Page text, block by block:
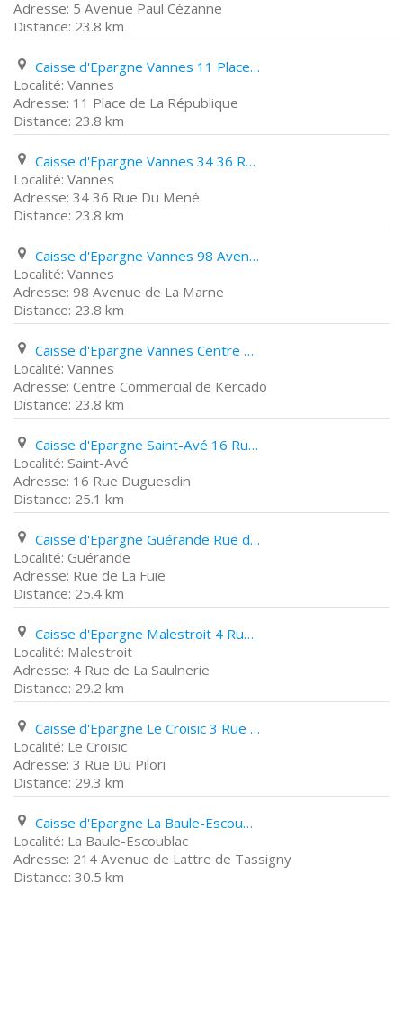
5 Avenue Paul Cézanne
23.8 km
Caisse d'Epargne Vannes 11 Place de La République
Vannes
11 Place de La République
23.8 km
Caisse d'Epargne Vannes 34 36 Rue Du Mené
Vannes
34 36 Rue Du Mené
23.8 km
Caisse d'Epargne Vannes 98 Avenue de La Marne
Vannes
98 Avenue de La Marne
23.8 km
Caisse d'Epargne Vannes Centre Commercial de Kercado
Vannes
Centre Commercial de Kercado
23.8 km
Caisse d'Epargne Saint-Avé 16 Rue Duguesclin
Saint-Avé
16 Rue Duguesclin
25.1 km
Caisse d'Epargne Guérande Rue de La Fuie
Guérande
Rue de La Fuie
25.4 km
Caisse d'Epargne Malestroit 4 Rue de La Saulnerie
Malestroit
4 Rue de La Saulnerie
29.2 km
Caisse d'Epargne Le Croisic 3 Rue Du Pilori
Le Croisic
3 Rue Du Pilori
29.3 km
Caisse d'Epargne La Baule-Escoublac 214 Avenue de Lattre de Tassigny
La Baule-Escoublac
214 Avenue de Lattre de Tassigny
30.5 km